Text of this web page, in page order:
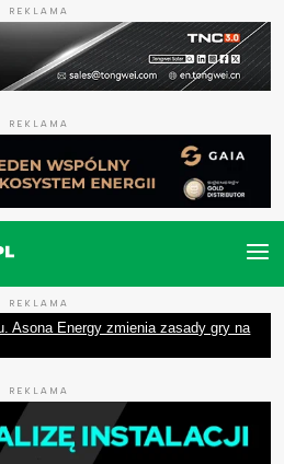
REKLAMA
REKLAMA
REKLAMA
Asona Energy zmienia zasady gry na
REKLAMA